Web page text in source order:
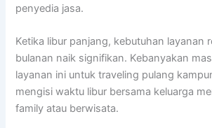
penyedia jasa.
Ketika libur panjang, kebutuhan layanan
bulanan naik signifikan. Kebanyakan
layanan ini untuk traveling pulang
mengisi waktu libur bersama keluarga
family atau berwisata.